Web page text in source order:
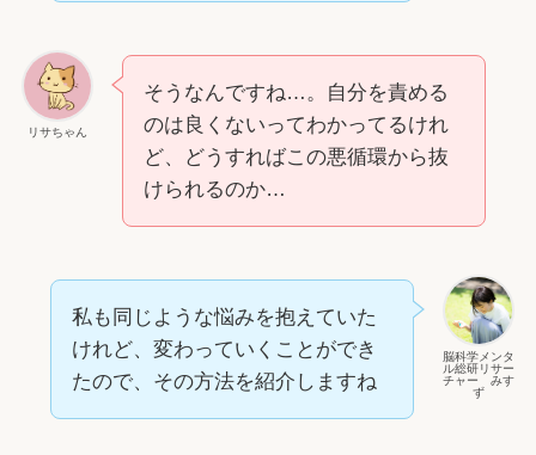
リサちゃん
そうなんですね…。自分を責める
のは良くないってわかってるけれ
ど、どうすればこの悪循環から抜
けられるのか…
脳科学メンタ
ル総研リサー
チャー みす
ず
私も同じような悩みを抱えていた
けれど、変わっていくことができ
たので、その方法を紹介しますね